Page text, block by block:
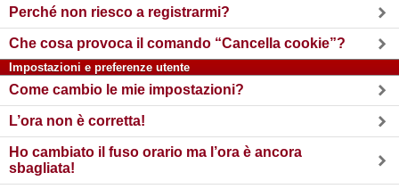
Perché non riesco a registrarmi?
Che cosa provoca il comando “Cancella cookie”?
Impostazioni e preferenze utente
Come cambio le mie impostazioni?
L’ora non è corretta!
Ho cambiato il fuso orario ma l’ora è ancora
sbagliata!